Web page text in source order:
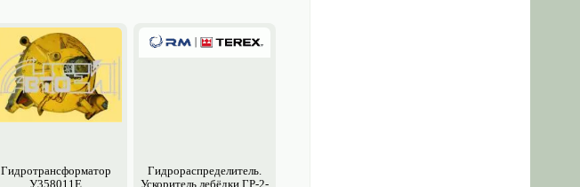
Гидротрансформатор
У358011Е
Гидрораспределитель.
Ускоритель лебёдки ГР-2-